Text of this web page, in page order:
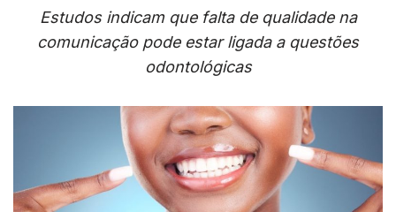
Estudos indicam que falta de qualidade na
comunicação pode estar ligada a questões
odontológicas